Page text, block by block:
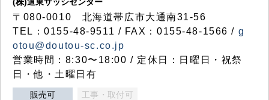
〒080-0010 北海道帯広市大通南31-56
TEL：0155-48-9511 / FAX：0155-48-1566 / g
otou@doutou-sc.co.jp
営業時間：8:30〜18:00 / 定休日：日曜日・祝祭
日・他・土曜日有
販売可 工事・取付可